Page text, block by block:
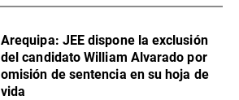
​Arequipa: JEE dispone la exclusión
del candidato William Alvarado por
omisión de sentencia en su hoja de
vida